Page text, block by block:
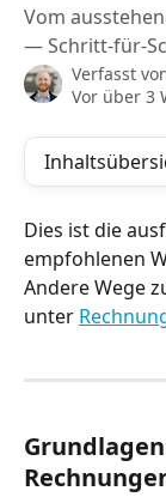
Vom
— Schritt-für-
Verfasst
Vor über 3
Dies ist die
empfohlenen
Andere Wege
unter